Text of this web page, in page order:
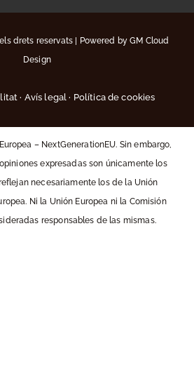
drets reservats | Powered byGM Cloud
Design
· Avís legal · Política de cookies
– NextGenerationEU. Sin embargo,
expresadas son únicamente los
necesariamente los de la Unión
Ni la Unión Europea ni la Comisión
responsables de las mismas.